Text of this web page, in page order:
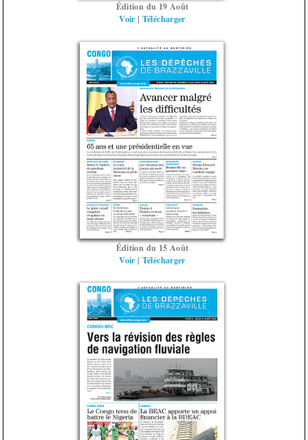
Édition du 19 Août
Voir | Télécharger
Édition du 15 Août
Voir | Télécharger